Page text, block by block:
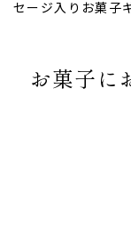
退職・
セージ入りお菓子
お菓子に